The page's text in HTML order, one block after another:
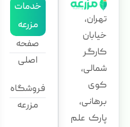
تهران،
خیابان
کارگر
شمالی،
کوی
برهانی،
پارک علم
خدمات
مزرعه
صفحه
اصلی
فروشگاه
مزرعه